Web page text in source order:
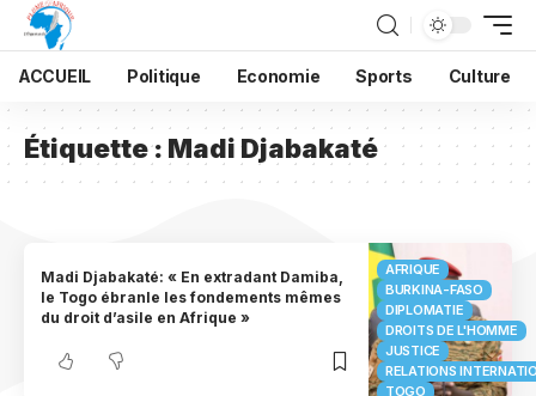
ACCUEIL Politique Economie Sports Culture
Étiquette : Madi Djabakaté
AFRIQUE
BURKINA-FASO
DIPLOMATIE
DROITS DE L'HOMME
JUSTICE
RELATIONS
TOGO
Madi Djabakaté: « En extradant Damiba,
le Togo ébranle les fondements mêmes
du droit d’asile en Afrique »